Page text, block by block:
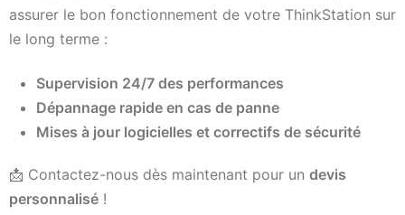
assurer le bon fonctionnement de votre ThinkStation sur
le long terme :
Supervision 24/7 des performances
Dépannage rapide en cas de panne
Mises à jour logicielles et correctifs de sécurité
📩 Contactez-nous dès maintenant pour un devis
personnalisé !